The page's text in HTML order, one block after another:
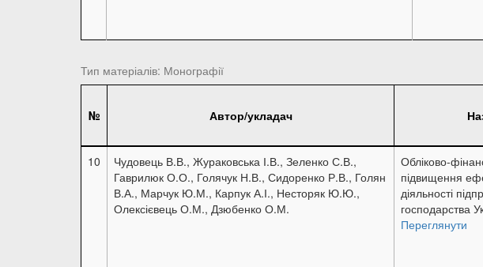
Тип матеріалів: Монографії
№ Автор/укладач
10
Чудовець В.В., Жураковська І.В., Зеленко С.В.,
Гаврилюк О.О., Голячук Н.В., Сидоренко Р.В., Голян
В.А., Марчук Ю.М., Карпук А.І., Несторяк Ю.Ю.,
Олексієвець О.М., Дзюбенко О.М.
Обліково-
підвищення
діяльності
господарства
Переглянути